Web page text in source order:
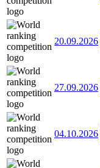
20.09.2026
27.09.2026
04.10.2026